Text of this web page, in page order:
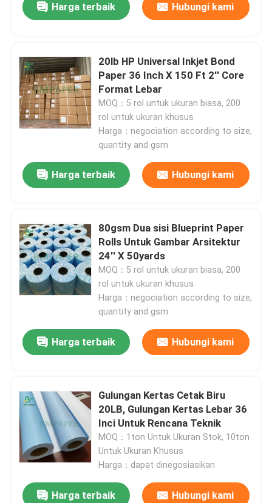
Produk
Tentang kita
Wisata pabrik
Hubungi kami
Semua Kasus
Kertas NCR tanpa karbon
Gulungan Kertas Termal
Harga terbaik Hubungi kami
20lb HP Universal Inkjet Bond
Paper 36 Inch X 150 Ft 2'' Core
Format Lebar
MOQ：5 rol untuk ukuran biasa, 200
rol untuk ukuran khusus
Harga：negociation according to size,
quantity and gsm
Harga terbaik Hubungi kami
80gsm Dua sisi Blueprint Paper
Rolls Untuk Gambar Arsitektur
24'' X 50yards
MOQ：5 rol untuk ukuran biasa, 200
rol untuk ukuran khusus
Harga：negociation according to size,
quantity and gsm
Harga terbaik Hubungi kami
Gulungan Kertas Cetak Biru
20LB, Gulungan Kertas Lebar 36
Inci Untuk Rencana Teknik
MOQ：1ton Untuk Ukuran Stok, 10ton
Untuk Ukuran Khusus
Harga：dapat dinegosiasikan
Harga terbaik Hubungi kami